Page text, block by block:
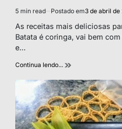
Estimated
read
time
5 min read Postado em3 de abril de
As receitas mais deliciosas
Batata é coringa, vai bem
e…
Continua lendo...